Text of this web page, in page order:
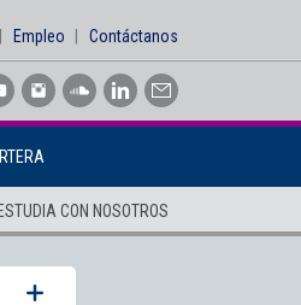
Empleo Contáctanos
ESTUDIA CON NOSOTROS